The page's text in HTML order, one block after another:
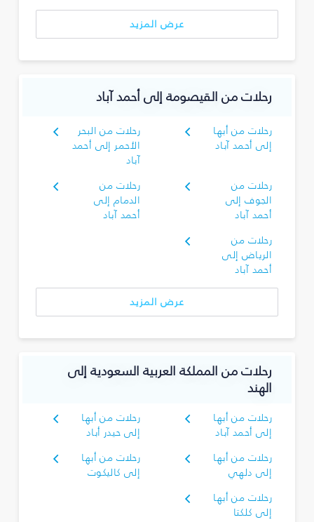
عرض المزيد
رحلات من القيصومة إلى أحمد آباد
رحلات من أبها
إلى أحمد آباد
رحلات من البحر
الأحمر إلى أحمد
آباد
رحلات من
الجوف إلى
أحمد آباد
رحلات من
الدمام إلى
أحمد آباد
رحلات من
الرياض إلى
أحمد آباد
عرض المزيد
رحلات من المملكة العربية السعودية إلى
الهند
رحلات من أبها
إلى أحمد آباد
رحلات من أبها
إلى حيدر أباد
رحلات من أبها
إلى دلهي
رحلات من أبها
إلى كاليكوت
رحلات من أبها
إلى كلكتا